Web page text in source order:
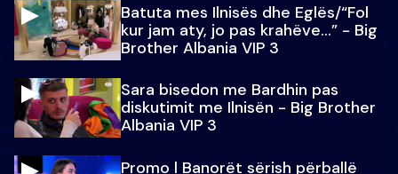
Batuta mes Ilnisës dhe Eglës/“Fol
kur jam aty, jo pas krahëve…” - Big
Brother Albania VIP 3
Sara bisedon me Bardhin pas
diskutimit me Ilnisën - Big Brother
Albania VIP 3
Promo l Banorët sërish përballë